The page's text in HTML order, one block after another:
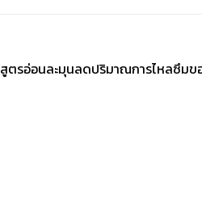
สูตรอ่อนละมุนลดปริมาณการไหลซึมข